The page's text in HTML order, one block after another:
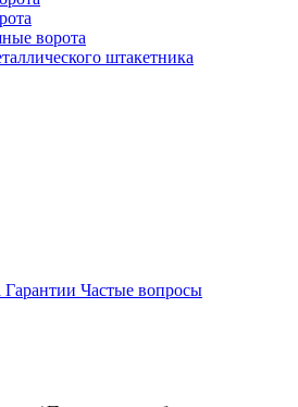
ворота
штакетника
Гарантии Частые вопросы